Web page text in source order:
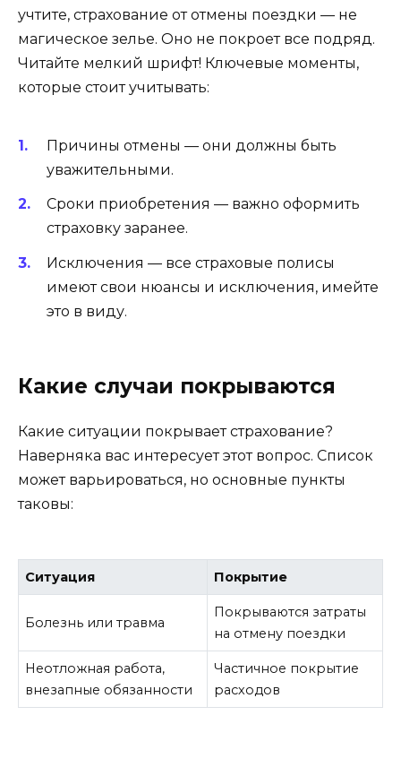
учтите, страхование от отмены поездки — не
магическое зелье. Оно не покроет все подряд.
Читайте мелкий шрифт! Ключевые моменты,
которые стоит учитывать:
Причины отмены — они должны быть
уважительными.
Сроки приобретения — важно оформить
страховку заранее.
Исключения — все страховые полисы
имеют свои нюансы и исключения, имейте
это в виду.
Какие случаи покрываются
Какие ситуации покрывает страхование?
Наверняка вас интересует этот вопрос. Список
может варьироваться, но основные пункты
таковы:
Ситуация Покрытие
Болезнь или травма
Покрываются затраты
на отмену поездки
Неотложная работа,
внезапные обязанности
Частичное покрытие
расходов